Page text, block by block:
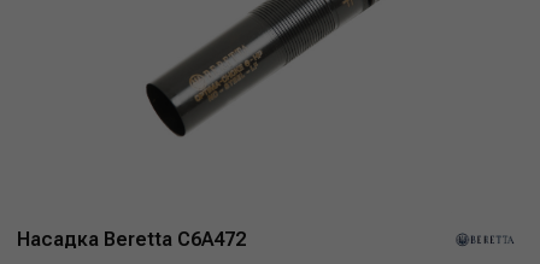
Насадка Beretta C6A472